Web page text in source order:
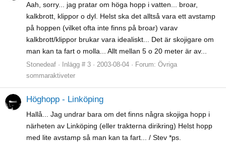
Aah, sorry... jag pratar om höga hopp i vatten... broar,
kalkbrott, klippor o dyl. Helst ska det alltså vara ett avstamp
på hoppen (vilket ofta inte finns på broar) varav
kalkbrott/klippor brukar vara idealiskt... Det är skojigare om
man kan ta fart o molla... Allt mellan 5 o 20 meter är av...
Stonedeaf Inlägg # 3 2003-08-04 Forum: Övriga
sommaraktiveter
Höghopp - Linköping
Hallå... Jag undrar bara om det finns några skojiga hopp i
närheten av Linköping (eller trakterna dirikring) Helst hopp
med lite avstamp så man kan ta fart... / Stev *ps.